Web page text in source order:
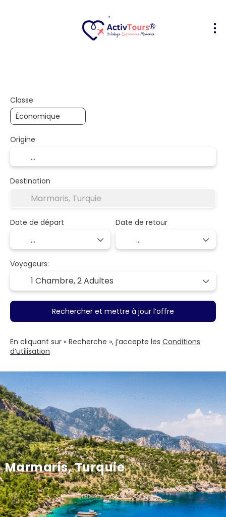
Marmaris, Turquie
Classe
Origine
Destination
Date de départ Date de retour
Voyageurs:
1 Chambre,2 Adultes
Rechercher et mettre à jour l’offre
En cliquant sur « Recherche », j’accepte les Conditions
d’utilisation